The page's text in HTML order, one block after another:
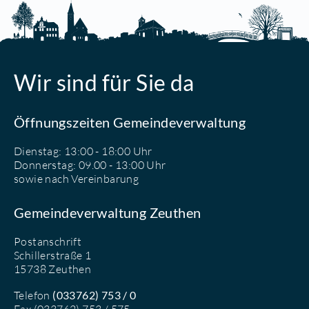
Wir sind für Sie da
Öffnungszeiten Gemeindeverwaltung
Dienstag: 13:00 - 18:00 Uhr
Donnerstag: 09.00 - 13:00 Uhr
sowie nach Vereinbarung
Gemeindeverwaltung Zeuthen
Postanschrift
Schillerstraße 1
15738 Zeuthen
Telefon (033762) 753 / 0